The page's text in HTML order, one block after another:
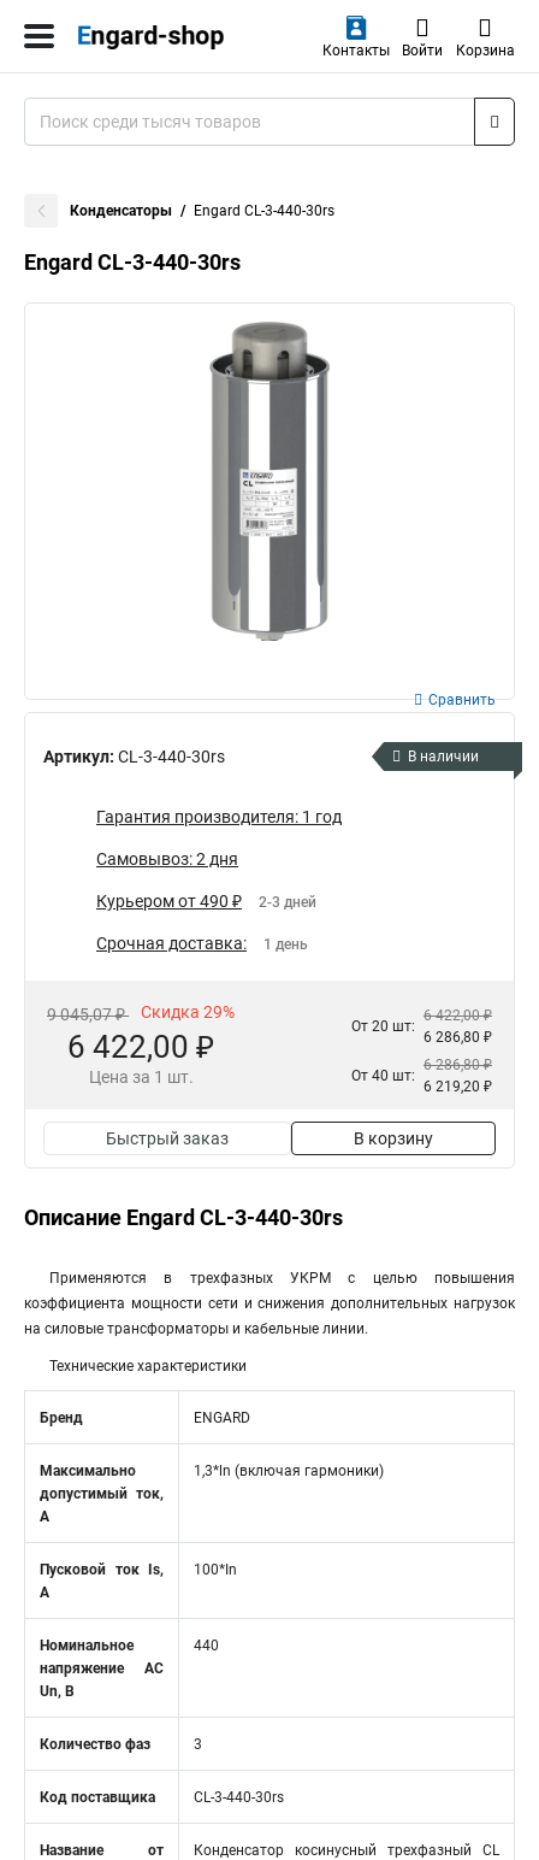
Контакты Войти Корзина
Конденсаторы Engard CL-3-440-30rs
Engard CL-3-440-30rs
Артикул: CL-3-440-30rs
Сравнить
В наличии
Гарантия производителя: 1 год
Самовывоз: 2 дня
Курьером от 490 ₽ 2-3 дней
Срочная доставка: 1 день
9 045,07 ₽ Скидка 29%
6 422,00 ₽
Цена за 1 шт.
От 20 шт:
6 422,00 ₽
6 286,80 ₽
От 40 шт:
6 286,80 ₽
6 219,20 ₽
Быстрый заказ В корзину
Описание Engard CL-3-440-30rs
Применяются в трехфазных УКРМ с целью повышения
коэффициента мощности сети и снижения дополнительных нагрузок
на силовые трансформаторы и кабельные линии.
Технические характеристики
Бренд ENGARD
Максимально
допустимый ток,
А
1,3*ln (включая гармоники)
Пусковой ток Is,
А
100*In
Номинальное
напряжение АС
Un, В
440
Количество фаз 3
Код поставщика CL-3-440-30rs
Название от
Конденсатор косинусный трехфазный CL